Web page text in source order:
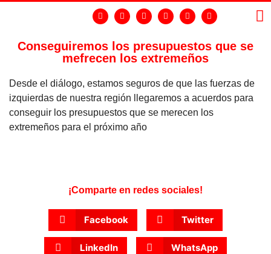
Conseguiremos los presupuestos que se
mefrecen los extremeños
Desde el diálogo, estamos seguros de que las fuerzas de
izquierdas de nuestra región llegaremos a acuerdos para
conseguir los presupuestos que se merecen los
extremeños para el próximo año
¡Comparte en redes sociales!
Facebook Twitter
LinkedIn WhatsApp